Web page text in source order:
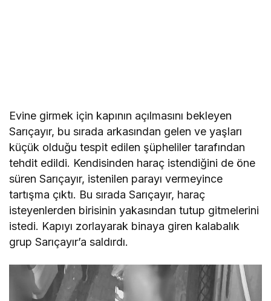
Evine girmek için kapının açılmasını bekleyen
Sarıçayır, bu sırada arkasından gelen ve yaşları
küçük olduğu tespit edilen şüpheliler tarafından
tehdit edildi. Kendisinden haraç istendiğini de öne
süren Sarıçayır, istenilen parayı vermeyince
tartışma çıktı. Bu sırada Sarıçayır, haraç
isteyenlerden birisinin yakasından tutup gitmelerini
istedi. Kapıyı zorlayarak binaya giren kalabalık
grup Sarıçayır’a saldırdı.